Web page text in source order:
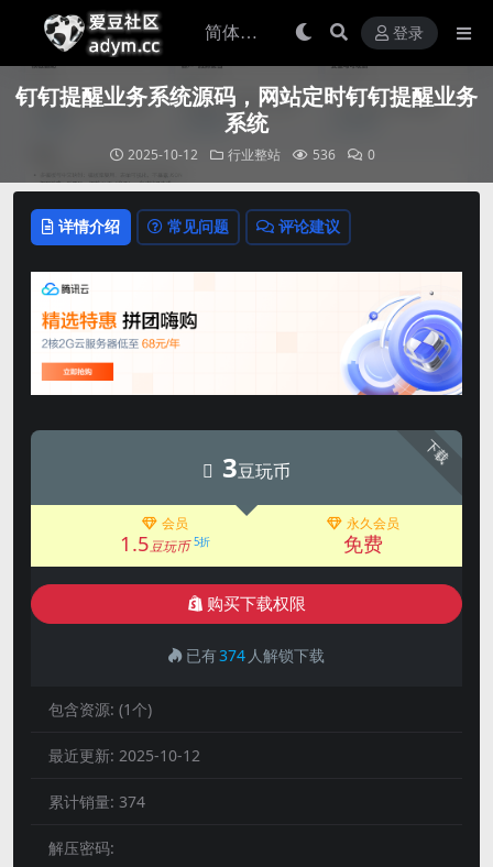
登录
钉钉提醒业务系统源码，网站定时钉钉提醒业务
系统
2025-10-12 行业整站 536 0
详情介绍 常见问题 评论建议
下载
3豆玩币
会员
1.5豆玩币 5折
永久会员
免费
购买下载权限
已有374 人解锁下载
包含资源: (1个)
最近更新: 2025-10-12
累计销量: 374
解压密码: